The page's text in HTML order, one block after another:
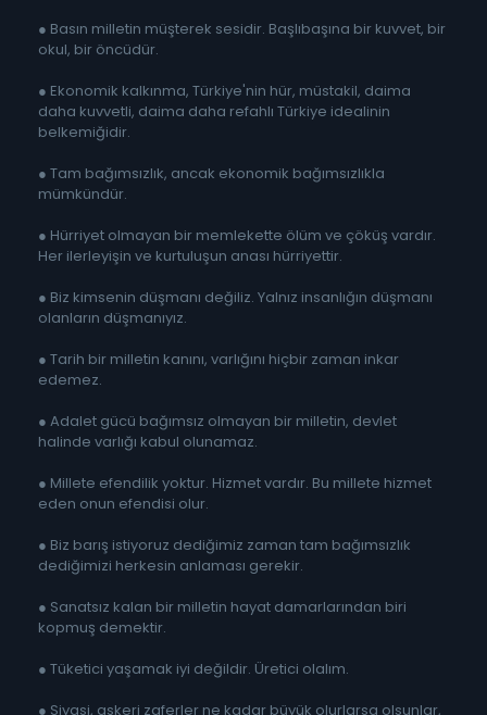
● Basın milletin müşterek sesidir. Başlıbaşına bir kuvvet, bir
okul, bir öncüdür.
● Ekonomik kalkınma, Türkiye'nin hür, müstakil, daima
daha kuvvetli, daima daha refahlı Türkiye idealinin
belkemiğidir.
● Tam bağımsızlık, ancak ekonomik bağımsızlıkla
mümkündür.
● Hürriyet olmayan bir memlekette ölüm ve çöküş vardır.
Her ilerleyişin ve kurtuluşun anası hürriyettir.
● Biz kimsenin düşmanı değiliz. Yalnız insanlığın düşmanı
olanların düşmanıyız.
● Tarih bir milletin kanını, varlığını hiçbir zaman inkar
edemez.
● Adalet gücü bağımsız olmayan bir milletin, devlet
halinde varlığı kabul olunamaz.
● Millete efendilik yoktur. Hizmet vardır. Bu millete hizmet
eden onun efendisi olur.
● Biz barış istiyoruz dediğimiz zaman tam bağımsızlık
dediğimizi herkesin anlaması gerekir.
● Sanatsız kalan bir milletin hayat damarlarından biri
kopmuş demektir.
● Tüketici yaşamak iyi değildir. Üretici olalım.
● Siyasi, askeri zaferler ne kadar büyük olurlarsa olsunlar,